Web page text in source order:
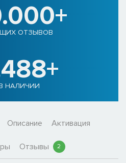
ОТЗЫВОВ
НАЛИЧИИ
Описание Активация
Отзывы 2